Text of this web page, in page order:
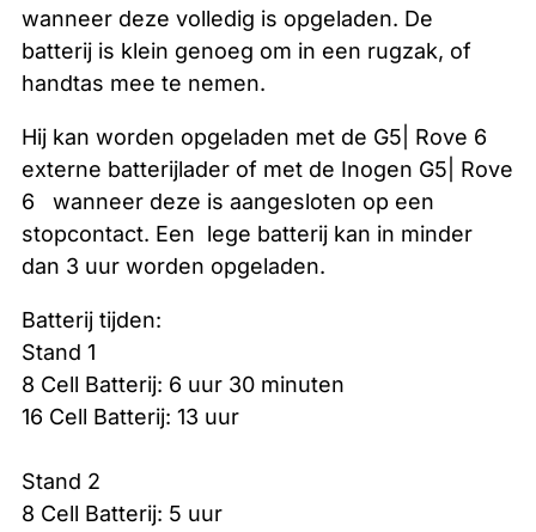
wanneer deze volledig is opgeladen. De
batterij is klein genoeg om in een rugzak, of
handtas mee te nemen.
Hij kan worden opgeladen met de G5| Rove 6
externe batterijlader of met de Inogen G5| Rove
6 wanneer deze is aangesloten op een
stopcontact. Een lege batterij kan in minder
dan 3 uur worden opgeladen.
Batterij tijden:
Stand 1
8 Cell Batterij: 6 uur 30 minuten
16 Cell Batterij: 13 uur
Stand 2
8 Cell Batterij: 5 uur